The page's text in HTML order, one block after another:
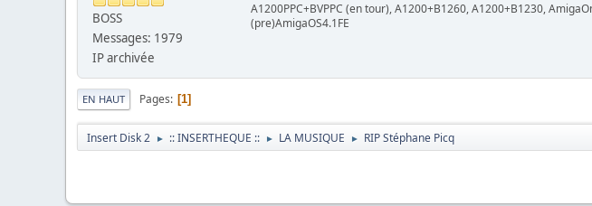
BOSS
Messages: 1979
IP archivée
A1200PPC+BVPPC (en tour), A1200+B1260, A1200+B1230,
(pre)AmigaOS4.1FE
EN HAUT Pages 1
Insert Disk 2 ► :: INSERTHEQUE :: ► LA MUSIQUE ► RIP Stéphane Picq